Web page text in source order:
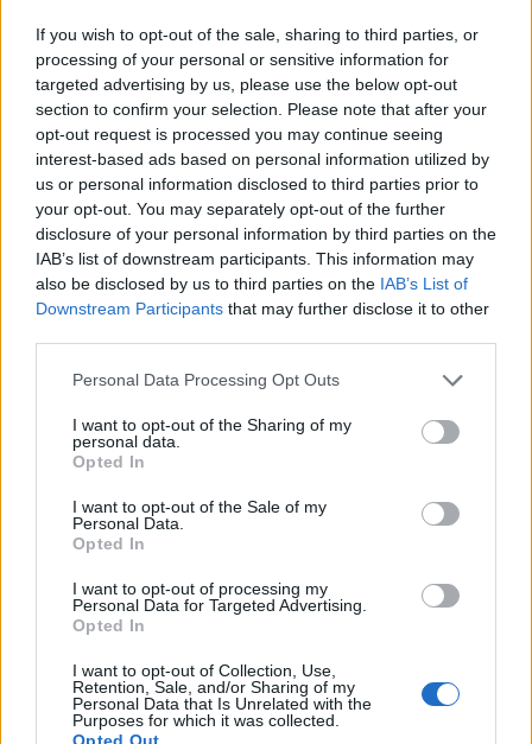
If you wish to opt-out of the sale, sharing to third parties, or
processing of your personal or sensitive information for
targeted advertising by us, please use the below opt-out
section to confirm your selection. Please note that after your
opt-out request is processed you may continue seeing
interest-based ads based on personal information utilized by
us or personal information disclosed to third parties prior to
your opt-out. You may separately opt-out of the further
disclosure of your personal information by third parties on the
IAB’s list of downstream participants. This information may
also be disclosed by us to third parties on the IAB’s List of
Downstream Participants that may further disclose it to other
Personal Data Processing Opt Outs
I want to opt-out of the Sharing of my
personal data.
Opted In
I want to opt-out of the Sale of my
Personal Data.
Opted In
I want to opt-out of processing my
Personal Data for Targeted Advertising.
Opted In
I want to opt-out of Collection, Use,
Retention, Sale, and/or Sharing of my
Personal Data that Is Unrelated with the
Purposes for which it was collected.
Opted Out
marknaden och få fram specialister av hög kvalité. Jag uppskattade även att
jag inte bara fick kandidater skickade till mig utan att min kontaktperson
verkligen tog sig tid att diskutera hur olika personer passade in i specifika
roller och hur de checkade olika boxar som är viktiga för våra övergripande
mål."
Andreas Koschnike
"En väldigt stor fördel med ett långsiktigt och strategiskt samarbete är att
E-commerce Recruit inte bara lärt känna företaget - de har även lärt känna
mig som ledare. De kan därför hitta kandidater som både uppfyller
grundkraven och som har den personlighet och det arbetssätt som passar
min organisation och min ledarstil."
Emilie PerssonCMO, HFN
Aktuellt
Christer Pettersson, E-handel och Tillväxt
juli 20, 2026
Väx din E-handel, Tips för att lyckas I detta avsnitt pratar vi med Christer
handlar om e-handel och försäljning. Han är
Läs mer »